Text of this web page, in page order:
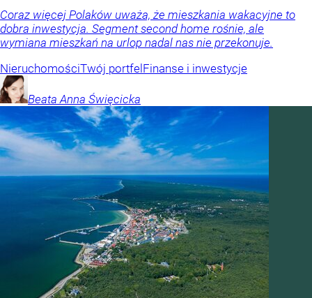
Coraz więcej Polaków uważa, że mieszkania wakacyjne to
dobra inwestycja. Segment second home rośnie, ale
wymiana mieszkań na urlop nadal nas nie przekonuje.
NieruchomościTwój portfelFinanse i inwestycje
Beata Anna Święcicka